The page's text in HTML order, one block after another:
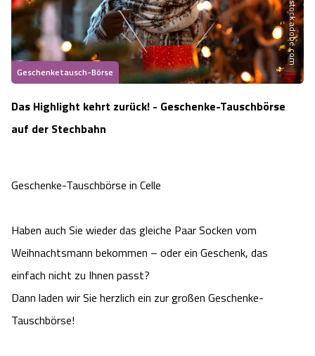
Heideflächen
Freizeitparks
Ferienhäuser
Pensionen
Naturpark Südheide
Naturerlebnis im Frühling
Naturerlebnis im Herbst
Wandern
Fahrrad Urlaub
Quad Bahn Bispingen
Kletterparks
Serengeti Park
Weltvogelpark Walsrode
Thermen
Vegan, Fasten & Co.
Gesund & Fit
Wellness-Kurzurlaub
Hotels mit Schwimmbad
THERMEplus® Unterkünfte
Die Hansestadt Lüneburg
Sehenswürdigkeiten Lüneburg
Shopping Lüneburg
Unterkünfte Lüneburg
Die Residenzstadt Celle
Sehenswürdigkeiten Celle
Hoher Kontrast Modus:
Schriftgröße: A A A
Geschenketausch-Börse
Das Highlight kehrt zurück! - Geschenke-Tauschbörse
auf der Stechbahn
Geschenke-Tauschbörse in Celle
Haben auch Sie wieder das gleiche Paar Socken vom
Weihnachtsmann bekommen – oder ein Geschenk, das
einfach nicht zu Ihnen passt?
Dann laden wir Sie herzlich ein zur großen Geschenke-
Tauschbörse!